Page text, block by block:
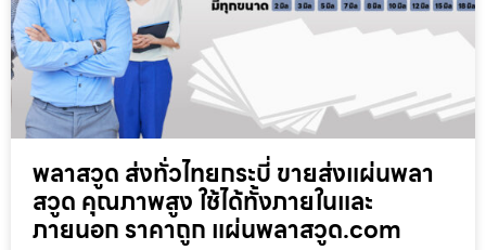
พลาสวูด ส่งทั่วไทยกระบี่ ขายส่งแผ่นพลา
สวูด คุณภาพสูง ใช้ได้ทั้งภายในและ
ภายนอก ราคาถูก แผ่นพลาสวูด.com